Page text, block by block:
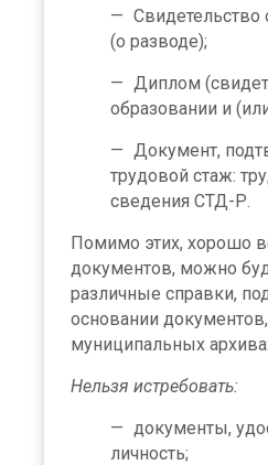
Свидетельство
(о разводе);
Диплом
образовании и
Документ,
трудовой стаж:
сведения СТД-Р.
Помимо этих, хорошо
документов, можно
различные справки,
основании
муниципальных
Нельзя истребовать:
документы,
личность;